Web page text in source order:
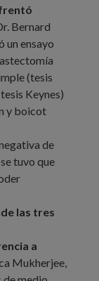
Bernard
un ensayo
(tesis
Keynes)
y boicot
de
tuvo que
las tres
a
Mukherjee,